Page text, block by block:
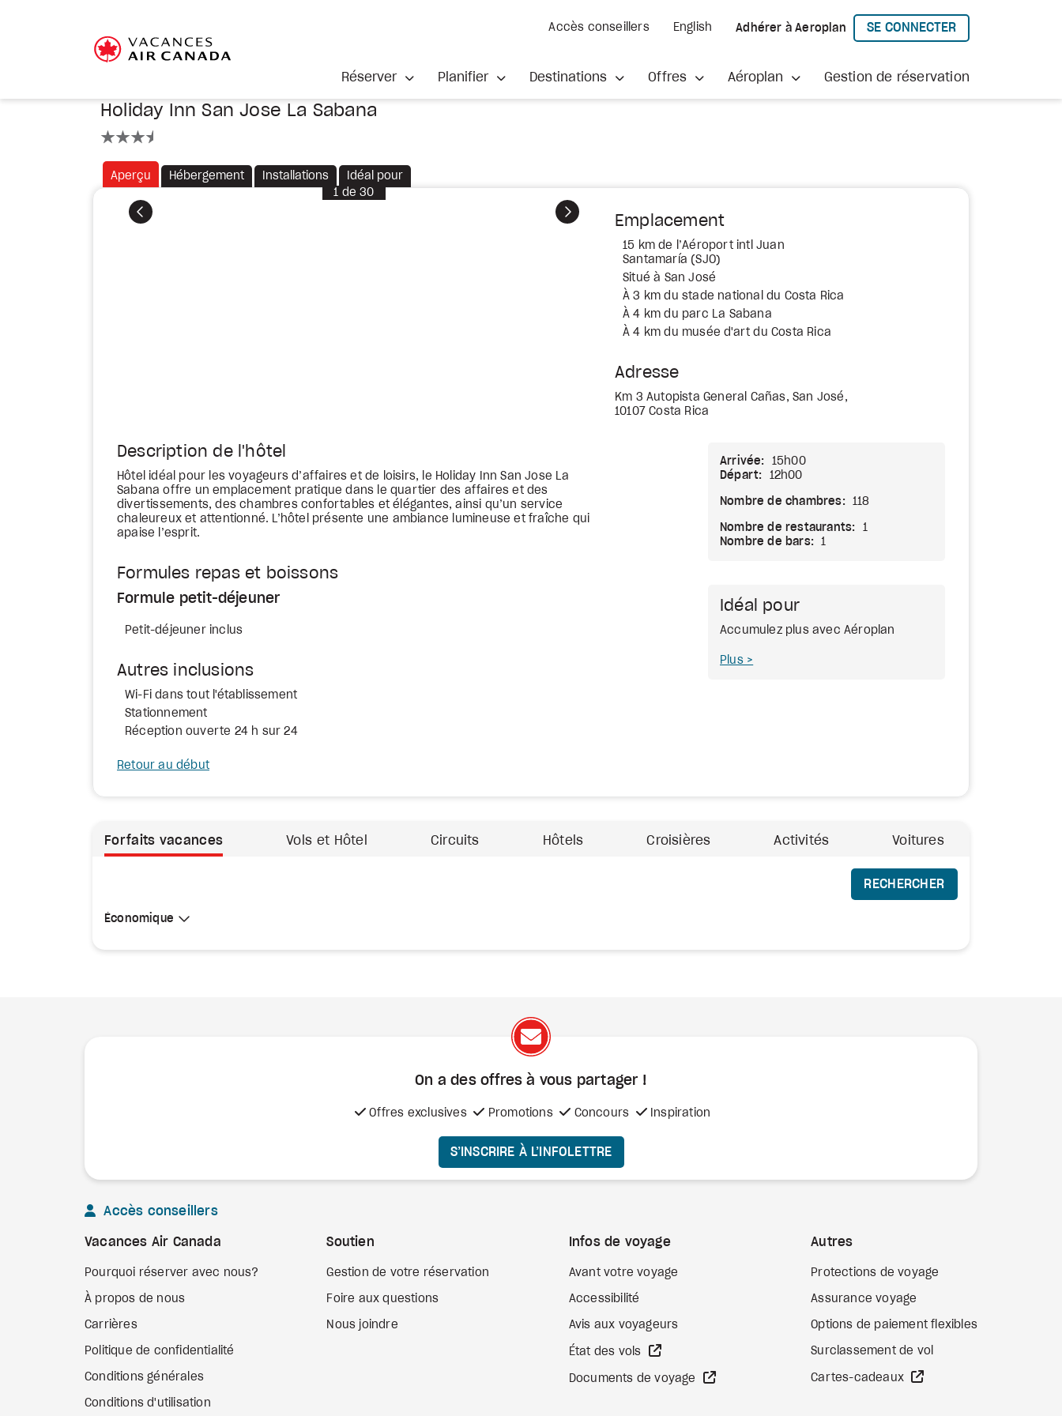
Accès conseillers English Adhérer à Aeroplan
SE CONNECTER
À AEROPLAN
Réserver Planifier Destinations Offres Aéroplan Gestion de réservation
Holiday Inn San Jose La Sabana
Aperçu Hébergement Installations Idéal pour
Précédent Suivant
1 de30
Emplacement
15 km de l’Aéroport intl Juan
Santamaría (SJO)
Situé à San José
À 3 km du stade national du Costa Rica
À 4 km du parc La Sabana
À 4 km du musée d'art du Costa Rica
Adresse
Km 3 Autopista General Cañas, San José,
10107 Costa Rica
Description de l'hôtel
Hôtel idéal pour les voyageurs d’affaires et de loisirs, le Holiday Inn San Jose La
Sabana offre un emplacement pratique dans le quartier des affaires et des
divertissements, des chambres confortables et élégantes, ainsi qu’un service
chaleureux et attentionné. L’hôtel présente une ambiance lumineuse et fraîche qui
apaise l’esprit.
Formules repas et boissons
Formule petit-déjeuner
Petit-déjeuner inclus
Autres inclusions
Wi-Fi dans tout l'établissement
Stationnement
Réception ouverte 24 h sur 24
Arrivée:
15h00
Départ:
12h00
Nombre de chambres: 118
Nombre de restaurants:
1
Nombre de bars:
1
Idéal pour
Accumulez plus avec Aéroplan
Plus
Retour au début
Forfaits vacances Vols et Hôtel Circuits Hôtels Croisières Activités Voitures
Sélectionner une cabine
Économique
Économique
RECHERCHER
On a des offres à vous partager !
Offres exclusives Promotions Concours Inspiration
S’INSCRIRE À L’INFOLETTRE
Accès conseillers
Vacances Air Canada
Pourquoi réserver avec nous?
À propos de nous
Carrières
Politique de confidentialité
Conditions générales
Conditions d'utilisation
Soutien
Gestion de votre réservation
Foire aux questions
Nous joindre
Infos de voyage
Avant votre voyage
Accessibilité
Avis aux voyageurs
État des vols
Documents de voyage Site Web externe
Autres
Protections de voyage
Assurance voyage
Options de paiement flexibles
Surclassement de vol
Cartes-cadeaux